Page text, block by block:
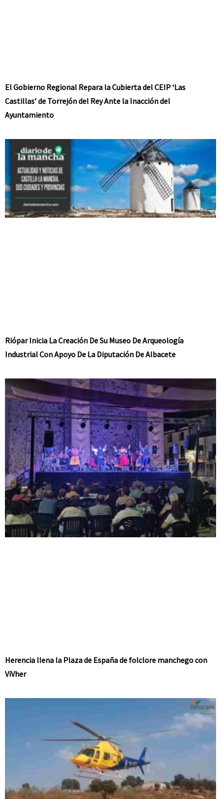
El Gobierno Regional Repara la Cubierta del CEIP ‘Las
Castillas’ de Torrejón del Rey Ante la Inacción del
Ayuntamiento
Riópar Inicia La Creación De Su Museo De Arqueología
Industrial Con Apoyo De La Diputación De Albacete
Herencia llena la Plaza de España de folclore manchego con
ViVher